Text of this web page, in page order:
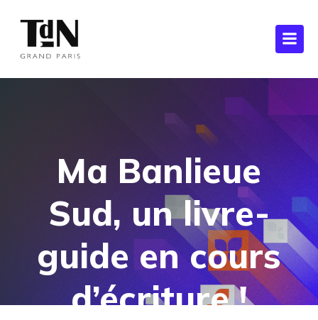
Ma Banlieue
Sud, un livre-
guide en cours
d’écriture !